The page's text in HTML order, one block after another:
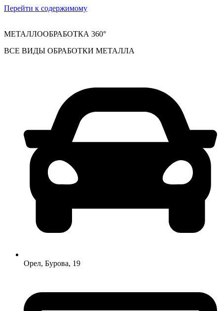
Перейти к содержимому
МЕТАЛЛООБРАБОТКА 360°
ВСЕ ВИДЫ ОБРАБОТКИ МЕТАЛЛА
Орел, Бурова, 19